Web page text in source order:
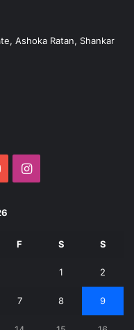
Ashoka Ratan, Shankar
YouTubeInstagram
F S S
1 2
7 8 9